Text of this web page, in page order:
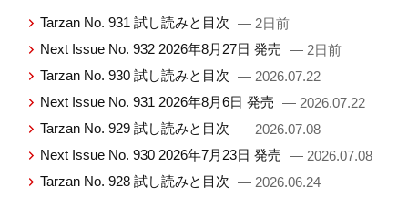
Tarzan No. 931 試し読みと目次 — 2日前
Next Issue No. 932 2026年8月27日 発売 — 2日前
Tarzan No. 930 試し読みと目次 — 2026.07.22
Next Issue No. 931 2026年8月6日 発売 — 2026.07.22
Tarzan No. 929 試し読みと目次 — 2026.07.08
Next Issue No. 930 2026年7月23日 発売 — 2026.07.08
Tarzan No. 928 試し読みと目次 — 2026.06.24